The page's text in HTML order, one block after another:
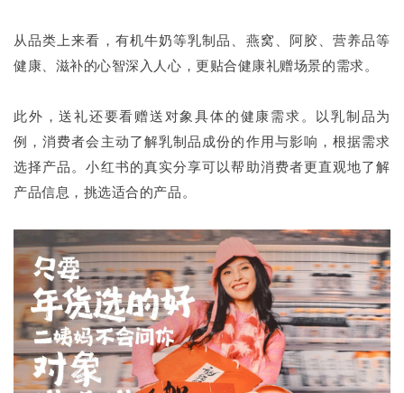
从品类上来看，有机牛奶等乳制品、燕窝、阿胶、营养品等
健康、滋补的心智深入人心，更贴合健康礼赠场景的需求。
此外，送礼还要看赠送对象具体的健康需求。以乳制品为
例，消费者会主动了解乳制品成份的作用与影响，根据需求
选择产品。小红书的真实分享可以帮助消费者更直观地了解
产品信息，挑选适合的产品。